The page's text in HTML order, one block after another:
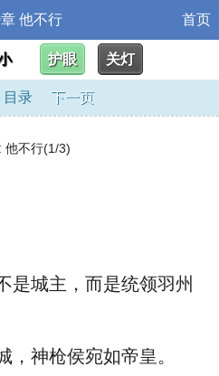
他不行 首页
护眼 关灯
目录 下一页
他不行(1/3)
是城主，而是统领羽州
，神枪侯宛如帝皇。